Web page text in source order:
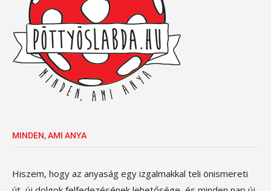
MINDEN, AMI ANYA
Hiszem, hogy az anyaság egy izgalmakkal teli önismereti